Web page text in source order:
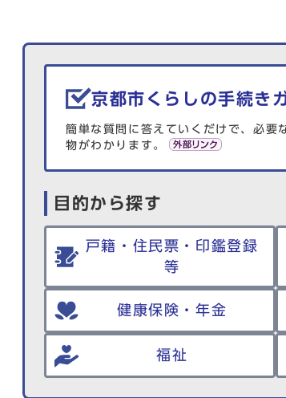
生活情報を探す
京都市くらしの手続き
簡単な質問に答えていくだけで、必要
物がわかります。
目的から探す
戸籍・住民票・印鑑登録
等
健康保険・年金
福祉